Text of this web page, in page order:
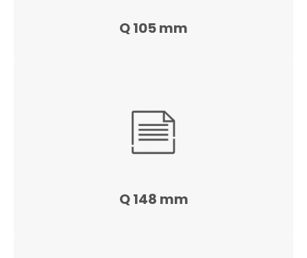
Q 105 mm
Q 148 mm